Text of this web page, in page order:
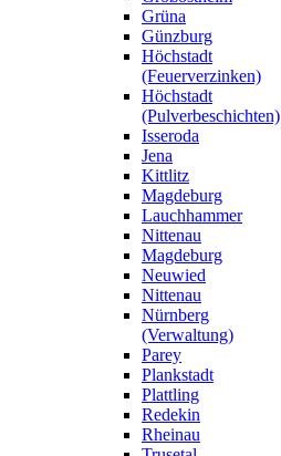
Grüna
Günzburg
Höchstadt
(Feuerverzinken)
Höchstadt
(Pulverbeschichten)
Isseroda
Jena
Kittlitz
Magdeburg
Lauchhammer
Nittenau
Magdeburg
Neuwied
Nittenau
Nürnberg
(Verwaltung)
Parey
Plankstadt
Plattling
Redekin
Rheinau